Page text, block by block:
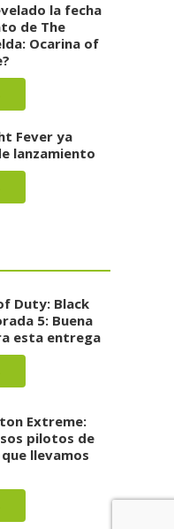
la fecha
de The
Ocarina of
Fever ya
lanzamiento
Duty: Black
5: Buena
esta entrega
Extreme:
pilotos de
llevamos